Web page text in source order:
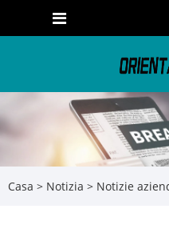
Casa > Notizia > Notizie